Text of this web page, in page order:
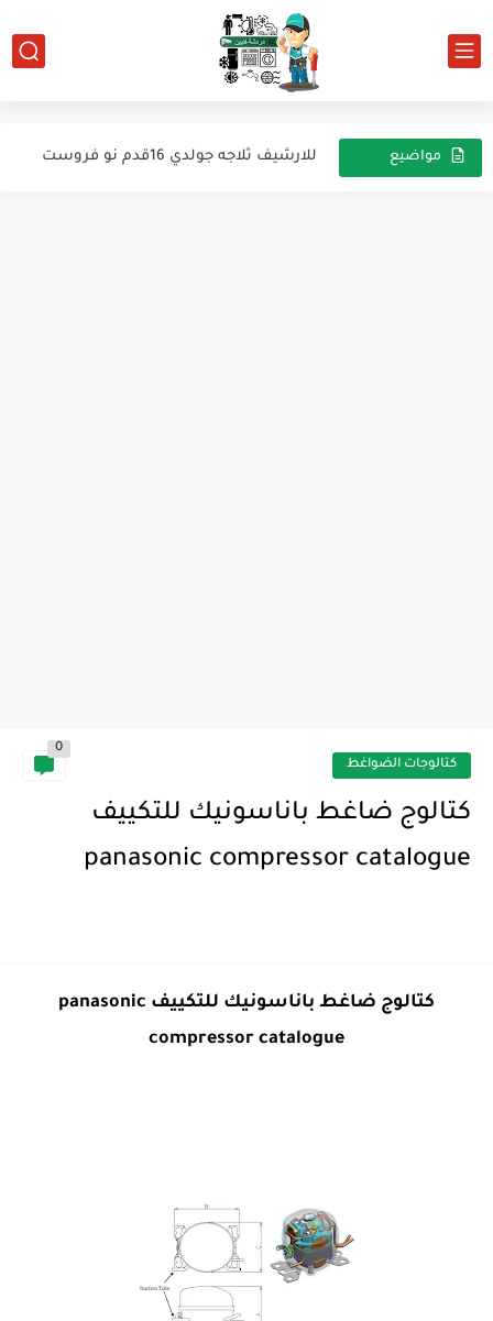
مواضيع للارشيف ثلاجه جولدي 16قدم نو فروست
كتالوجات الضواغط
0
كتالوج ضاغط باناسونيك للتكييف
panasonic compressor catalogue
كتالوج ضاغط باناسونيك للتكييف panasonic
compressor catalogue